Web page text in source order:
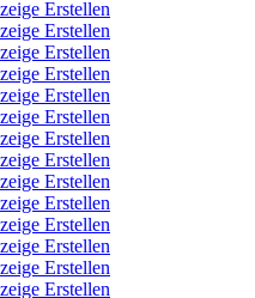
Erstellen
Erstellen
Erstellen
Erstellen
Erstellen
Erstellen
Erstellen
Erstellen
Erstellen
Erstellen
Erstellen
Erstellen
Erstellen
Erstellen